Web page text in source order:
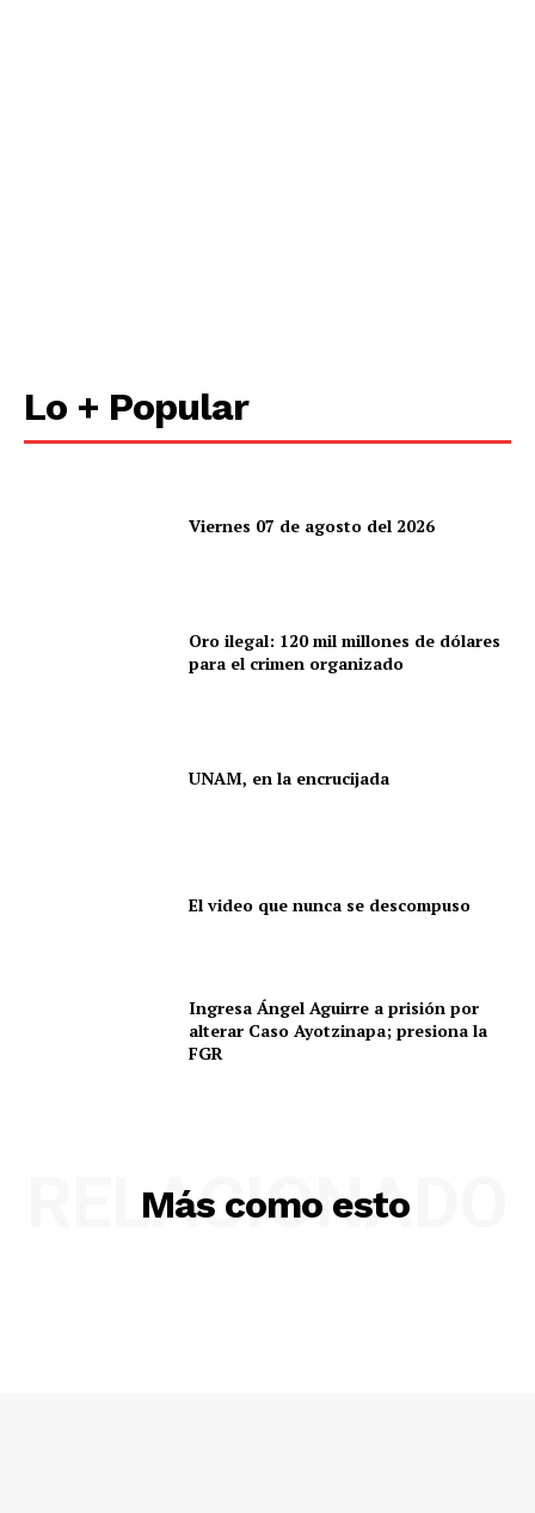
Lo + Popular
Viernes 07 de agosto del 2026
Oro ilegal: 120 mil millones de dólares
para el crimen organizado
UNAM, en la encrucijada
El video que nunca se descompuso
Ingresa Ángel Aguirre a prisión por
alterar Caso Ayotzinapa; presiona la
FGR
Más como esto
RELACIONADO